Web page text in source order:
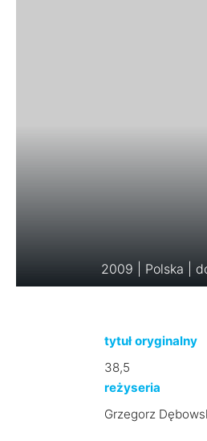
2009 | Polska |
tytuł oryginalny
38,5
reżyseria
Grzegorz